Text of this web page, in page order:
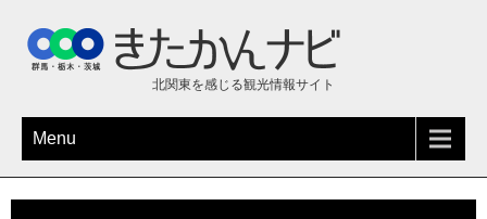
北関東を感じる観光情報サイト
Menu